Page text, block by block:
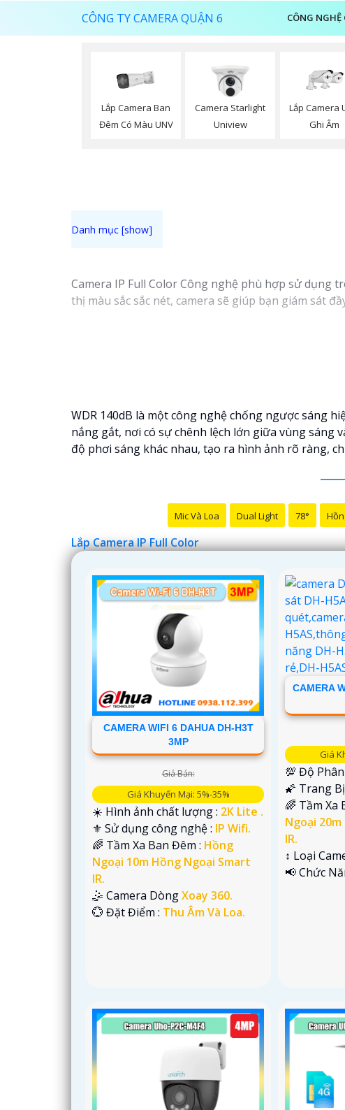
CÔNG TY CAMERA QUẬN 6 CÔNG NGHỆ
Lắp Camera Ban
Đêm Có Màu UNV
Camera Starlight
Uniview
Lắp Camera
Ghi Âm
Camera IP Full Color Công nghệ phù hợp sử dụng
thị màu sắc sắc nét, camera sẽ giúp bạn giám sát
WDR 140dB là một công nghệ chống ngược sáng
nắng gắt, nơi có sự chênh lệch lớn giữa vùng sáng
độ phơi sáng khác nhau, tạo ra hình ảnh rõ ràng,
Mic Và Loa Dual Light 78°
Lắp Camera IP Full Color
CAMERA WIFI 6 DAHUA DH-H3T
3MP
Giá Bán:
Giá Khuyến Mại: 5%-35%
☀️ Hình ảnh chất lượng : 2K Lite .
⚜️ Sử dụng công nghệ : IP Wifi.
🌈 Tầm Xa Ban Đêm : Hồng
Ngoại 10m Hồng Ngoại Smart
IR.
🤹 Camera DòngXoay 360.
️💮 Đặt Điểm : Thu Âm Và Loa.
CAMERA
Giá
💯 Độ
🌠 Trang
🌈 Tầm Xa
Ngoại
IR.
↕️ Loại
️📢 Chức